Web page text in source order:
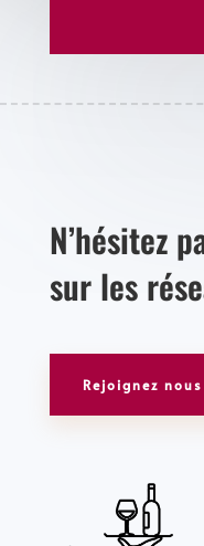
N’hésitez
sur les
Rejoignez